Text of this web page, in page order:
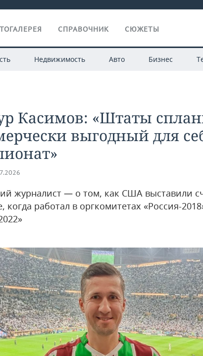
СПРАВОЧНИК СЮЖЕТЫ
Недвижимость Авто Бизнес
Касимов: «Штаты
выгодный для
журналист — о том, как США выставили
когда работал в оргкомитетах «Россия-